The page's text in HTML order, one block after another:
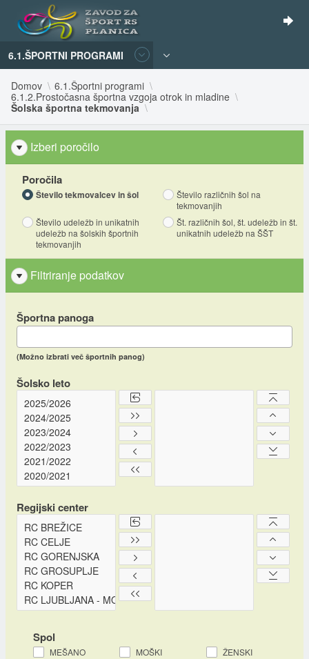
6.1.ŠPORTNI PROGRAMI
Domov
6.1.Športni programi
6.1.2.Prostočasna športna vzgoja otrok in mladine
Šolska športna tekmovanja
Izberi poročilo
Poročila
Število tekmovalcev in šol
Število različnih šol na
tekmovanjih
Število udeležb in unikatnih
udeležb na šolskih športnih
tekmovanjih
Št. različnih šol, št. udeležb in št.
unikatnih udeležb na ŠŠT
Filtriranje podatkov
Športna panoga
(Možno izbrati več športnih panog)
Šolsko leto
Regijski center
Spol
MEŠANO MOŠKI ŽENSKI